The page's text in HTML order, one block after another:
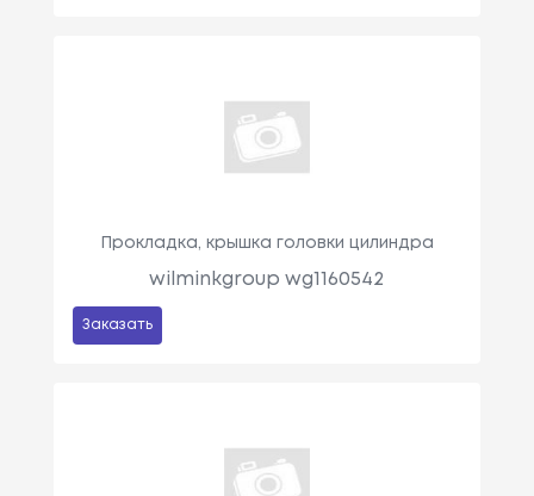
Прокладка, крышка головки цилиндра
wilminkgroup wg1160542
Заказать